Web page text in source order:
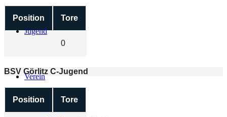
Jugend
Verein
Position Tore
0
BSV Görlitz C-Jugend
Position Tore